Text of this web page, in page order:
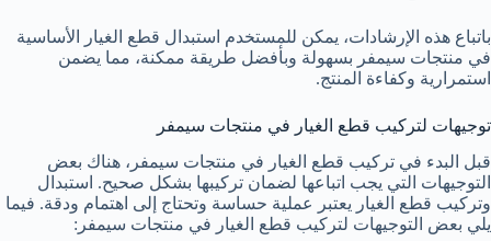
باتباع هذه الإرشادات، يمكن للمستخدم استبدال قطع الغيار الأساسية
في منتجات سيمفر بسهولة وبأفضل طريقة ممكنة، مما يضمن
استمرارية وكفاءة المنتج.
توجيهات لتركيب قطع الغيار في منتجات سيمفر
قبل البدء في تركيب قطع الغيار في منتجات سيمفر، هناك بعض
التوجيهات التي يجب اتباعها لضمان تركيبها بشكل صحيح. استبدال
وتركيب قطع الغيار يعتبر عملية حساسة وتحتاج إلى اهتمام ودقة. فيما
يلي بعض التوجيهات لتركيب قطع الغيار في منتجات سيمفر: